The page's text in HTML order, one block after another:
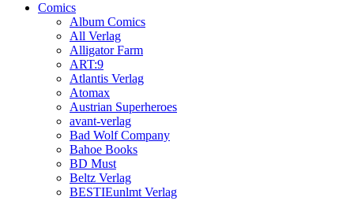
Comics
Album Comics
All Verlag
Alligator Farm
ART:9
Atlantis Verlag
Atomax
Austrian Superheroes
avant-verlag
Bad Wolf Company
Bahoe Books
BD Must
Beltz Verlag
BESTIEunlmt Verlag